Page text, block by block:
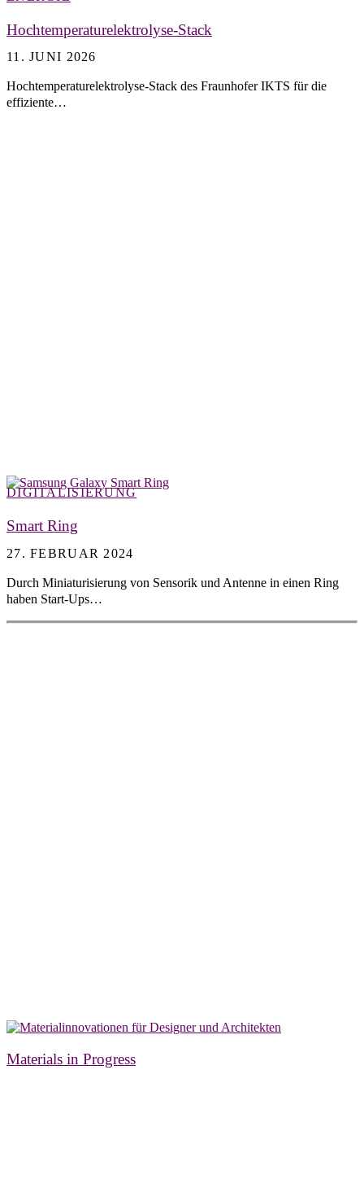
Hochtemperaturelektrolyse-Stack
11. JUNI 2026
Hochtemperaturelektrolyse-Stack des Fraunhofer IKTS für die
effiziente…
DIGITALISIERUNG
Smart Ring
27. FEBRUAR 2024
Durch Miniaturisierung von Sensorik und Antenne in einen Ring
haben Start-Ups…
Materials in Progress